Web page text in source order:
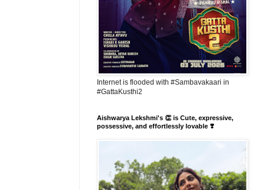
Internet is flooded with #Sambavakaari in
#GattaKusthi2
Aishwarya Lekshmi's 👏 is Cute, expressive,
possessive, and effortlessly lovable ❣️